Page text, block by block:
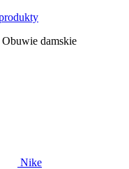
Obuwie damskie
Nike